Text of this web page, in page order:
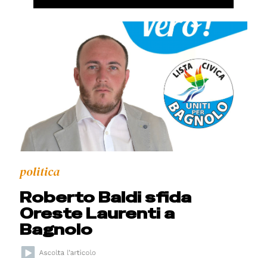
politica
Roberto Baldi sfida
Oreste Laurenti a
Bagnolo